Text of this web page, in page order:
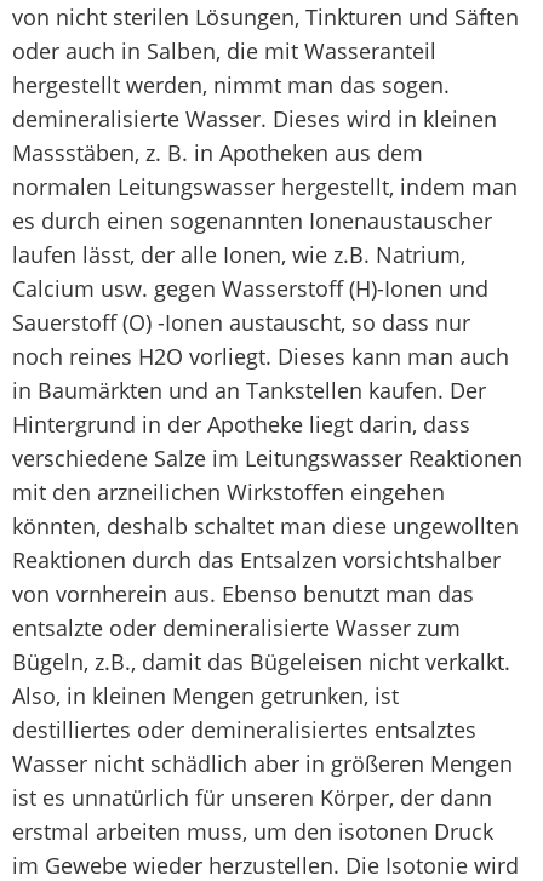
von nicht sterilen Lösungen, Tinkturen und Säften
oder auch in Salben, die mit Wasseranteil
hergestellt werden, nimmt man das sogen.
demineralisierte Wasser. Dieses wird in kleinen
Massstäben, z. B. in Apotheken aus dem
normalen Leitungswasser hergestellt, indem man
es durch einen sogenannten Ionenaustauscher
laufen lässt, der alle Ionen, wie z.B. Natrium,
Calcium usw. gegen Wasserstoff (H)-Ionen und
Sauerstoff (O) -Ionen austauscht, so dass nur
noch reines H2O vorliegt. Dieses kann man auch
in Baumärkten und an Tankstellen kaufen. Der
Hintergrund in der Apotheke liegt darin, dass
verschiedene Salze im Leitungswasser Reaktionen
mit den arzneilichen Wirkstoffen eingehen
könnten, deshalb schaltet man diese ungewollten
Reaktionen durch das Entsalzen vorsichtshalber
von vornherein aus. Ebenso benutzt man das
entsalzte oder demineralisierte Wasser zum
Bügeln, z.B., damit das Bügeleisen nicht verkalkt.
Also, in kleinen Mengen getrunken, ist
destilliertes oder demineralisiertes entsalztes
Wasser nicht schädlich aber in größeren Mengen
ist es unnatürlich für unseren Körper, der dann
erstmal arbeiten muss, um den isotonen Druck
im Gewebe wieder herzustellen. Die Isotonie wird